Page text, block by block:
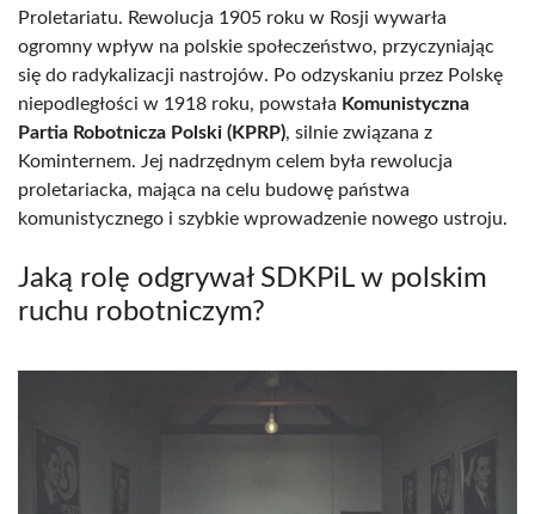
Proletariatu. Rewolucja 1905 roku w Rosji wywarła
ogromny wpływ na polskie społeczeństwo, przyczyniając
się do radykalizacji nastrojów. Po odzyskaniu przez Polskę
niepodległości w 1918 roku, powstała Komunistyczna
Partia Robotnicza Polski (KPRP), silnie związana z
Kominternem. Jej nadrzędnym celem była rewolucja
proletariacka, mająca na celu budowę państwa
komunistycznego i szybkie wprowadzenie nowego ustroju.
Jaką rolę odgrywał SDKPiL w polskim
ruchu robotniczym?